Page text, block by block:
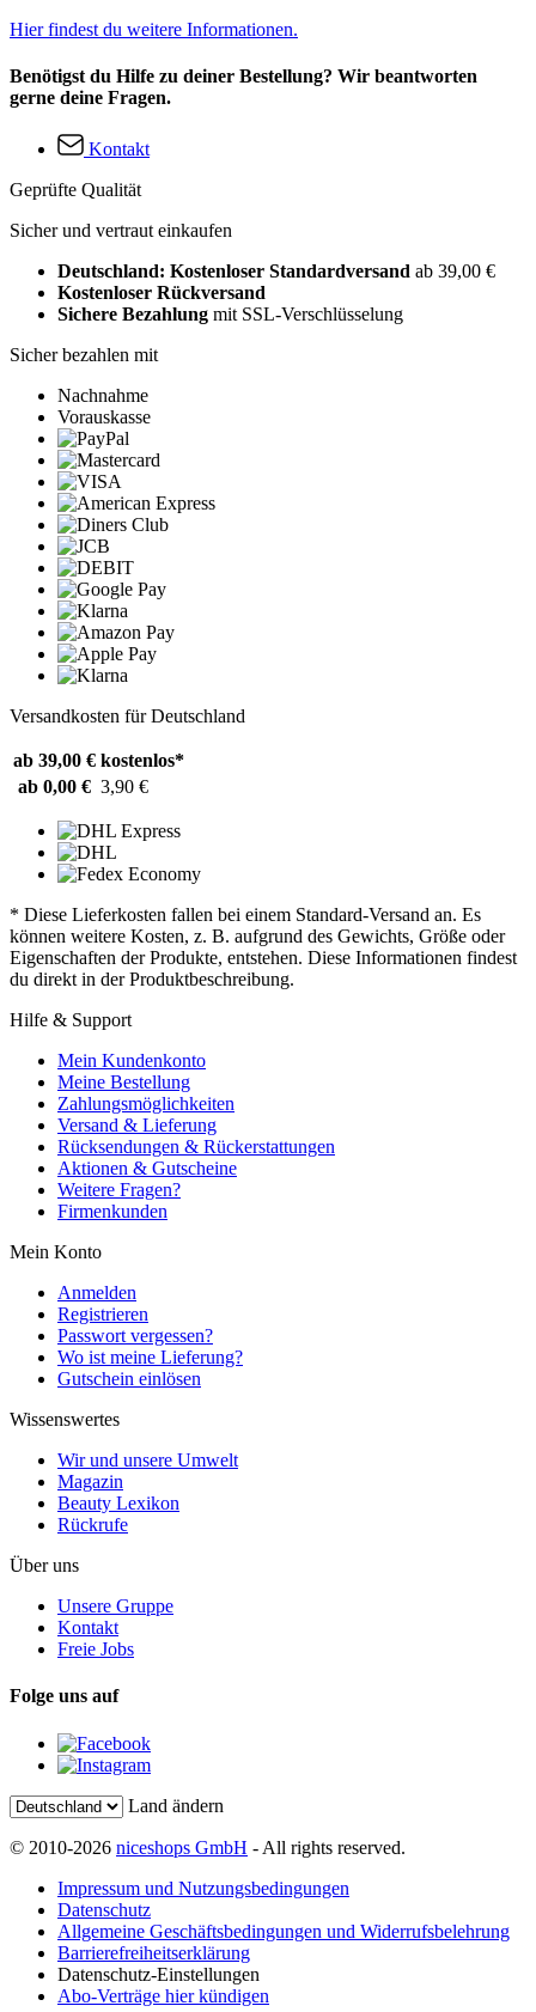
Hier findest du weitere Informationen.
Benötigst du Hilfe zu deiner Bestellung? Wir beantworten
gerne deine Fragen.
Kontakt
Geprüfte Qualität
Sicher und vertraut einkaufen
Deutschland: Kostenloser Standardversand ab 39,00 €
Kostenloser Rückversand
Sichere Bezahlung mit SSL-Verschlüsselung
Sicher bezahlen mit
Nachnahme
Vorauskasse
Versandkosten für Deutschland
ab 39,00 € kostenlos*
ab 0,00 € 3,90 €
* Diese Lieferkosten fallen bei einem Standard-Versand an. Es
können weitere Kosten, z. B. aufgrund des Gewichts, Größe oder
Eigenschaften der Produkte, entstehen. Diese Informationen findest
du direkt in der Produktbeschreibung.
Hilfe & Support
Mein Kundenkonto
Meine Bestellung
Zahlungsmöglichkeiten
Versand & Lieferung
Rücksendungen & Rückerstattungen
Aktionen & Gutscheine
Weitere Fragen?
Firmenkunden
Mein Konto
Anmelden
Registrieren
Passwort vergessen?
Wo ist meine Lieferung?
Gutschein einlösen
Wissenswertes
Wir und unsere Umwelt
Magazin
Beauty Lexikon
Rückrufe
Über uns
Unsere Gruppe
Kontakt
Freie Jobs
Folge uns auf
Land ändern
© 2010-2026 niceshops GmbH - All rights reserved.
Impressum und Nutzungsbedingungen
Datenschutz
Allgemeine Geschäftsbedingungen und Widerrufsbelehrung
Barrierefreiheitserklärung
Datenschutz-Einstellungen
Abo-Verträge hier kündigen